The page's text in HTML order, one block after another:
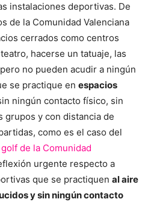
instalaciones deportivas. De
de la Comunidad Valenciana
cerrados como centros
hacerse un tatuaje, las
no pueden acudir a ningún
se practique en espacios
ningún contacto físico, sin
grupos y con distancia de
como es el caso del
de la Comunidad
urgente respecto a
que se practiquen al aire
y sin ningún contacto